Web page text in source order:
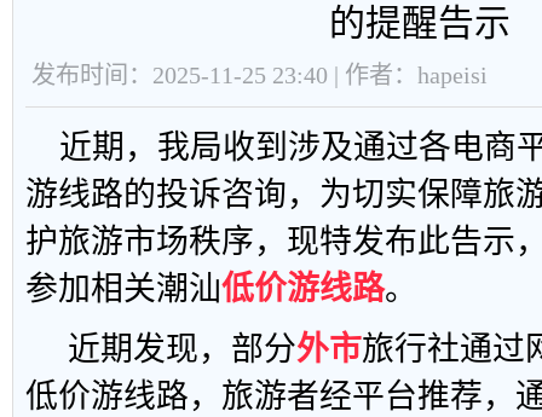
的提醒告示
发布时间：2025-11-25 23:40 | 作者：hapeisi
近期，我局收到涉及通过各电商
游线路的投诉咨询，为切实保障旅
护旅游市场秩序，现特发布此告示
参加相关潮汕低价游线路。
近期发现，部分外市旅行社通过
低价游线路，旅游者经平台推荐，